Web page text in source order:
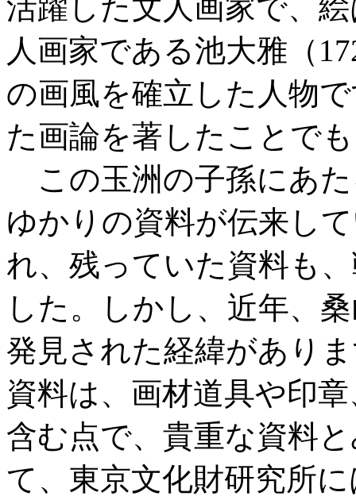
活躍した文人画家で、
人画家である池大雅（
の画風を確立した人物
た画論を著したことで
この玉洲の子孫にあ
ゆかりの資料が伝来し
れ、残っていた資料も
した。しかし、近年、
発見された経緯があり
資料は、画材道具や印
含む点で、貴重な資料
て、東京文化財研究所